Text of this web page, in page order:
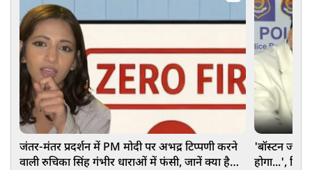
जंतर-मंतर प्रदर्शन में PM मोदी पर अभद्र टिप्पणी करने
वाली रुचिका सिंह गंभीर धाराओं में फंसी, जानें क्या है
'बॉस्टन जाकर
होगा...',